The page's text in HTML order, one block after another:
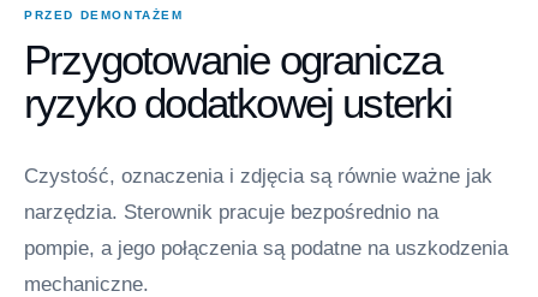
PRZED DEMONTAŻEM
Przygotowanie ogranicza
ryzyko dodatkowej usterki
Czystość, oznaczenia i zdjęcia są równie ważne jak
narzędzia. Sterownik pracuje bezpośrednio na
pompie, a jego połączenia są podatne na uszkodzenia
mechaniczne.